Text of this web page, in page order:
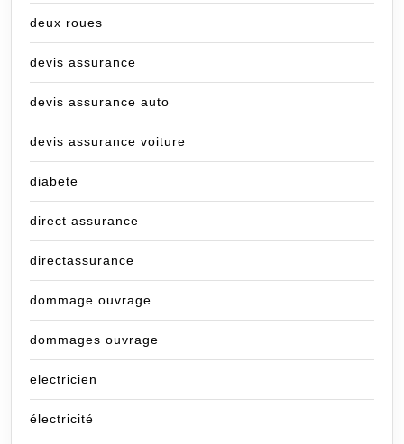
deux roues
devis assurance
devis assurance auto
devis assurance voiture
diabete
direct assurance
directassurance
dommage ouvrage
dommages ouvrage
electricien
électricité